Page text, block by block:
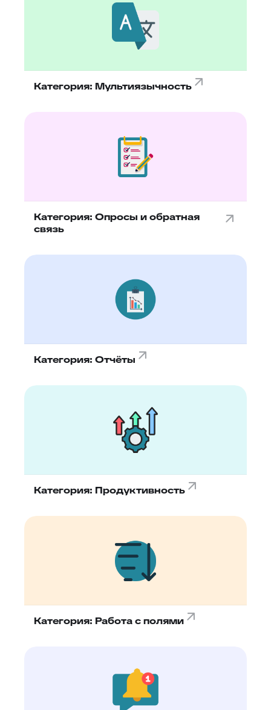
Категория: Мультиязычность
Категория: Опросы и обратная
связь
Категория: Отчёты
Категория: Продуктивность
Категория: Работа с полями